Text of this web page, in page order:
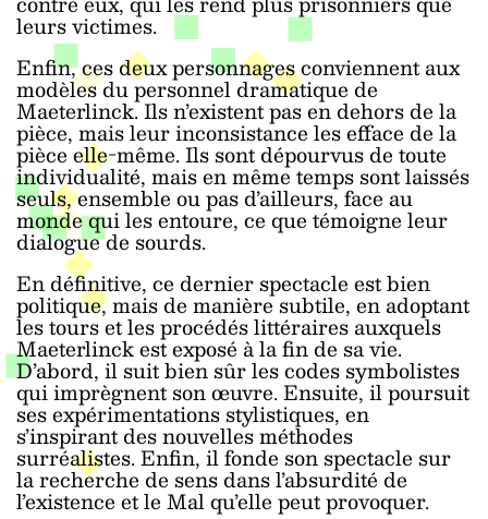
leurs victimes.
Enfin, ces deux personnages conviennent aux
modèles du personnel dramatique de
Maeterlinck. Ils n’existent pas en dehors de la
pièce, mais leur inconsistance les efface de la
pièce elle-même. Ils sont dépourvus de toute
individualité, mais en même temps sont laissés
seuls, ensemble ou pas d’ailleurs, face au
monde qui les entoure, ce que témoigne leur
dialogue de sourds.
En définitive, ce dernier spectacle est bien
politique, mais de manière subtile, en adoptant
les tours et les procédés littéraires auxquels
Maeterlinck est exposé à la fin de sa vie.
D’abord, il suit bien sûr les codes symbolistes
qui imprègnent son œuvre. Ensuite, il poursuit
ses expérimentations stylistiques, en
s’inspirant des nouvelles méthodes
surréalistes. Enfin, il fonde son spectacle sur
la recherche de sens dans l’absurdité de
l’existence et le Mal qu’elle peut provoquer.